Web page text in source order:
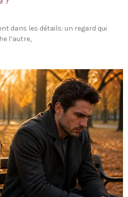
dans les détails: un regard qui
l’autre,